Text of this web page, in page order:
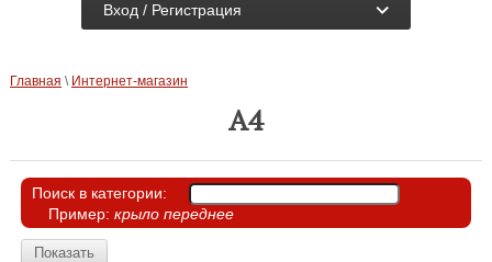
Вход / Регистрация
Главная \ Интернет-магазин
A4
Поиск в категории:
Пример: крыло переднее
Поиск в категории:
Показать